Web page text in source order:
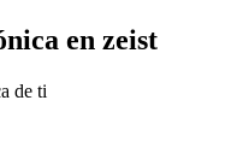
en zeist
de ti